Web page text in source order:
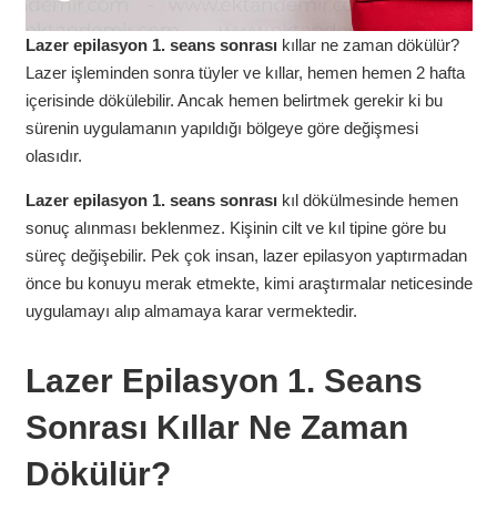
Lazer epilasyon 1. seans sonrasıkıllar ne zaman dökülür?
Lazer işleminden sonra tüyler ve kıllar, hemen hemen 2 hafta
içerisinde dökülebilir. Ancak hemen belirtmek gerekir ki bu
sürenin uygulamanın yapıldığı bölgeye göre değişmesi
olasıdır.
Lazer epilasyon 1. seans sonrasıkıl dökülmesinde hemen
sonuç alınması beklenmez. Kişinin cilt ve kıl tipine göre bu
süreç değişebilir. Pek çok insan, lazer epilasyon yaptırmadan
önce bu konuyu merak etmekte, kimi araştırmalar neticesinde
uygulamayı alıp almamaya karar vermektedir.
Lazer Epilasyon 1. Seans
Sonrası Kıllar Ne Zaman
Dökülür?